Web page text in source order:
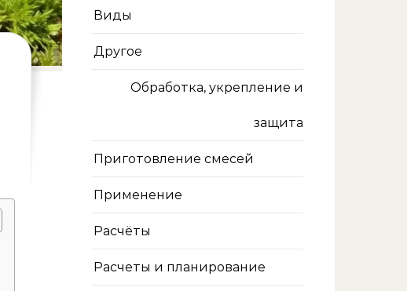
Виды
Другое
Обработка, укрепление и
защита
Приготовление смесей
Применение
Расчёты
Расчеты и планирование